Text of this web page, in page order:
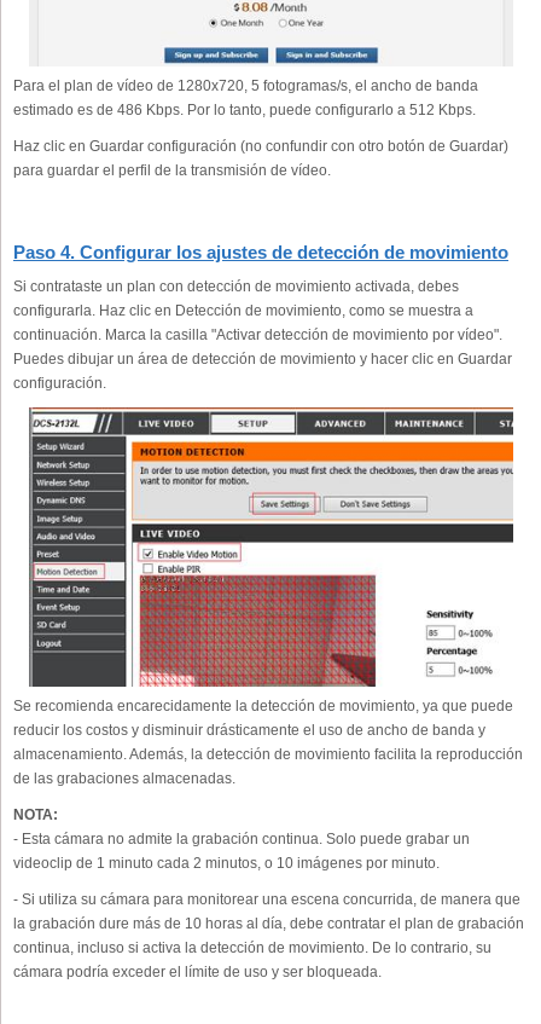
Para el plan de vídeo de 1280x720, 5 fotogramas/s, el ancho de banda
estimado es de 486 Kbps. Por lo tanto, puede configurarlo a 512 Kbps.
Haz clic en Guardar configuración (no confundir con otro botón de Guardar)
para guardar el perfil de la transmisión de vídeo.
Paso 4. Configurar los ajustes de detección de movimiento
Si contrataste un plan con detección de movimiento activada, debes
configurarla. Haz clic en Detección de movimiento, como se muestra a
continuación. Marca la casilla "Activar detección de movimiento por vídeo".
Puedes dibujar un área de detección de movimiento y hacer clic en Guardar
configuración.
Se recomienda encarecidamente la detección de movimiento, ya que puede
reducir los costos y disminuir drásticamente el uso de ancho de banda y
almacenamiento. Además, la detección de movimiento facilita la reproducción
de las grabaciones almacenadas.
NOTA:
- Esta cámara no admite la grabación continua. Solo puede grabar un
videoclip de 1 minuto cada 2 minutos, o 10 imágenes por minuto.
- Si utiliza su cámara para monitorear una escena concurrida, de manera que
la grabación dure más de 10 horas al día, debe contratar el plan de grabación
continua, incluso si activa la detección de movimiento. De lo contrario, su
cámara podría exceder el límite de uso y ser bloqueada.